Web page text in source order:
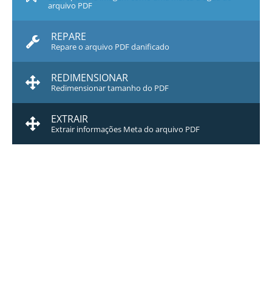
arquivo PDF
REPARE
Repare o arquivo PDF danificado
REDIMENSIONAR
Redimensionar tamanho do PDF
EXTRAIR
Extrair informações Meta do arquivo PDF